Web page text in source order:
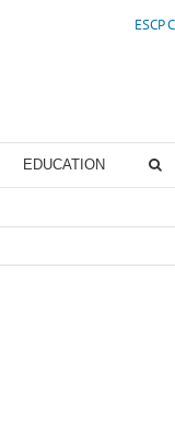
ESCP
EDUCATION